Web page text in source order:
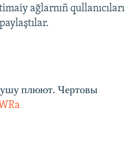
ağlarnıñ qullanıcıları
плюют. Чертовы